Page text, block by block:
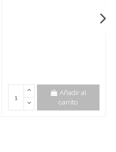
Añadir al
carrito